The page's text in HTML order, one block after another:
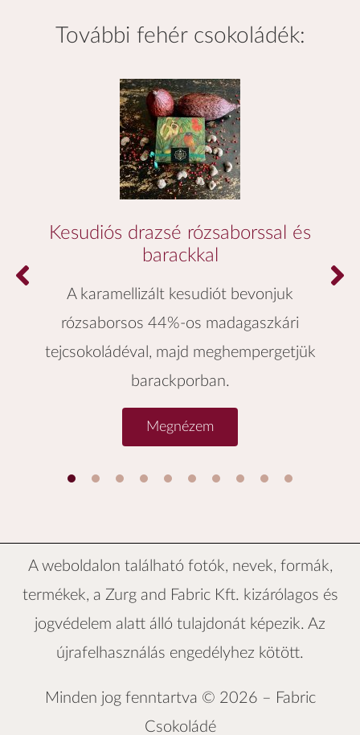
további fehér csokoládék:
Kesudiós drazsé rózsaborssal és
barackkal
A karamellizált kesudiót bevonjuk
rózsaborsos 44%-os madagaszkári
tejcsokoládéval, majd meghempergetjük
barackporban.
Megnézem
A weboldalon található fotók, nevek, formák,
termékek, a Zurg and Fabric Kft. kizárólagos és
jogvédelem alatt álló tulajdonát képezik. Az
újrafelhasználás engedélyhez kötött.
Minden jog fenntartva © 2026 – Fabric
Csokoládé